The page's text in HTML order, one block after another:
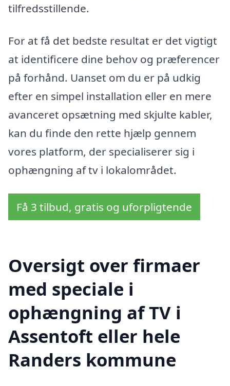
tilfredsstillende.
For at få det bedste resultat er det vigtigt
at identificere dine behov og præferencer
på forhånd. Uanset om du er på udkig
efter en simpel installation eller en mere
avanceret opsætning med skjulte kabler,
kan du finde den rette hjælp gennem
vores platform, der specialiserer sig i
ophængning af tv i lokalområdet.
Få 3 tilbud, gratis og uforpligtende
Oversigt over firmaer
med speciale i
ophængning af TV i
Assentoft eller hele
Randers kommune